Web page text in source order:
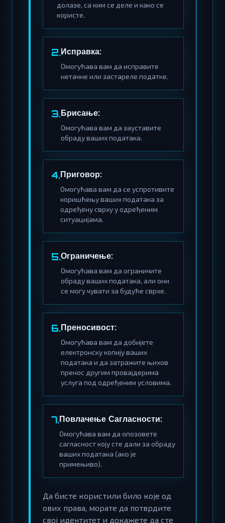
долазе, са ким се деле и како се
користе.
2.Исправка:
Омогућава вам да исправите
нетачне или застареле податке.
3.Брисање:
Омогућава вам да зауставите
обраду ваших података.
4.Приговор:
Омогућава вам да се успротивите
коришћењу ваших података за
одређену сврху у одређеним
ситуацијама.
5.Ограничење:
Омогућава вам да ограничите
обраду ваших података, али они
се могу чувати за будуће сврхе.
6.Преносивост:
Омогућава вам да добијете
електронску копију ваших
података и да затражите њихов
пренос другим провајдерима
услуга под одређеним условима.
7.Повлачење Сагласности:
Омогућава вам да опозовете
сагласност коју сте дали за обраду
ваших података (ако је
примењиво).
Да бисте користили било које од
ових права, морате да потврдите
свој идентитет и докажете да сте